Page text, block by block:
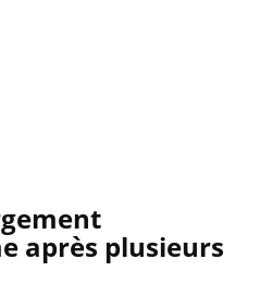
après plusieurs